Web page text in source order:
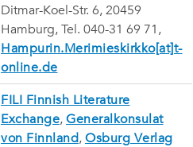
Ditmar-Koel-Str. 6, 20459
Hamburg, Tel. 040-31 69 71,
Hampurin.Merimieskirkko[at]t-
online.de
FILI Finnish Literature
Exchange, Generalkonsulat
von Finnland, Osburg Verlag